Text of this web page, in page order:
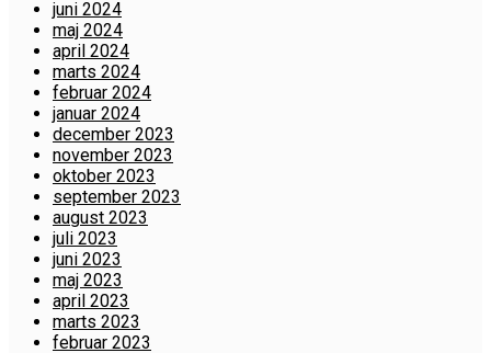
juni 2024
maj 2024
april 2024
marts 2024
februar 2024
januar 2024
december 2023
november 2023
oktober 2023
september 2023
august 2023
juli 2023
juni 2023
maj 2023
april 2023
marts 2023
februar 2023